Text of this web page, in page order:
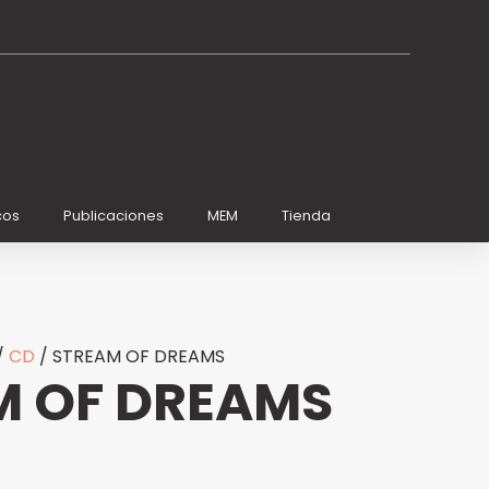
Publicaciones MEM Tienda
CD / STREAM OF DREAMS
OF DREAMS